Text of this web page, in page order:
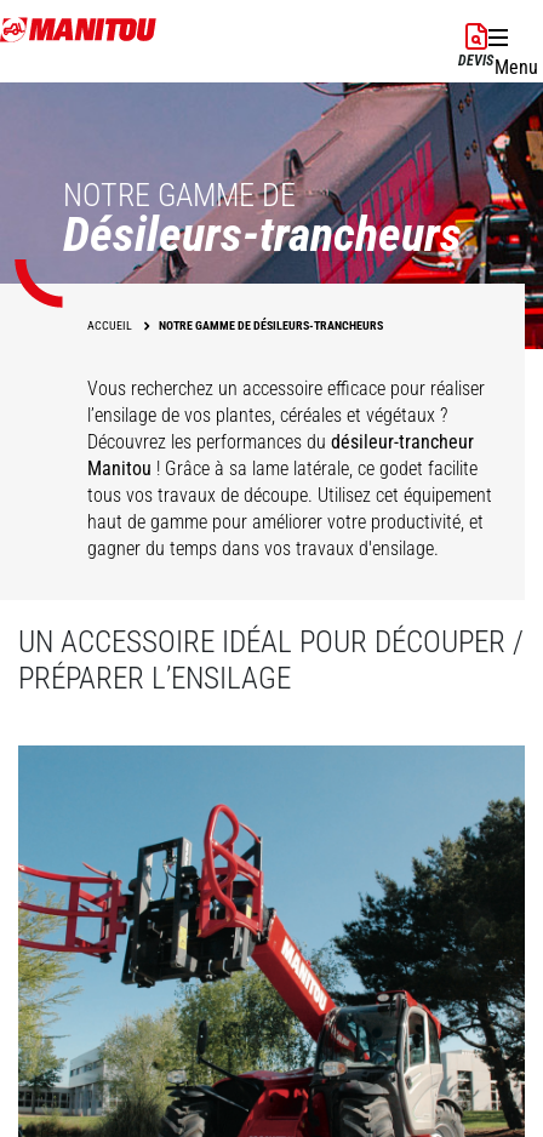
Aller
au
DEVISMenu
NOTRE GAMME DE
Désileurs-trancheurs
ACCUEIL NOTRE GAMME DE DÉSILEURS-TRANCHEURS
Vous recherchez un accessoire efficace pour réaliser
l’ensilage de vos plantes, céréales et végétaux ?
Découvrez les performances dudésileur-trancheur
Manitou ! Grâce à sa lame latérale, ce godet facilite
tous vos travaux de découpe. Utilisez cet équipement
haut de gamme pour améliorer votre productivité, et
gagner du temps dans vos travaux d'ensilage.
UN ACCESSOIRE IDÉAL POUR DÉCOUPER /
PRÉPARER L’ENSILAGE